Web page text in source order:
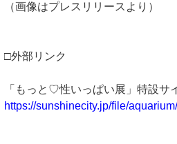
（画像はプレスリリースより）
□外部リンク
「もっと♡性いっぱい展」特設サ
https://sunshinecity.jp/file/